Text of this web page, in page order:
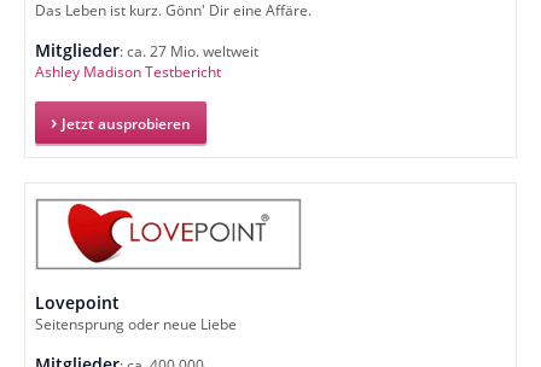
Das Leben ist kurz. Gönn' Dir eine Affäre.
Mitglieder: ca. 27 Mio. weltweit
Ashley Madison Testbericht
Jetzt ausprobieren
Lovepoint
Seitensprung oder neue Liebe